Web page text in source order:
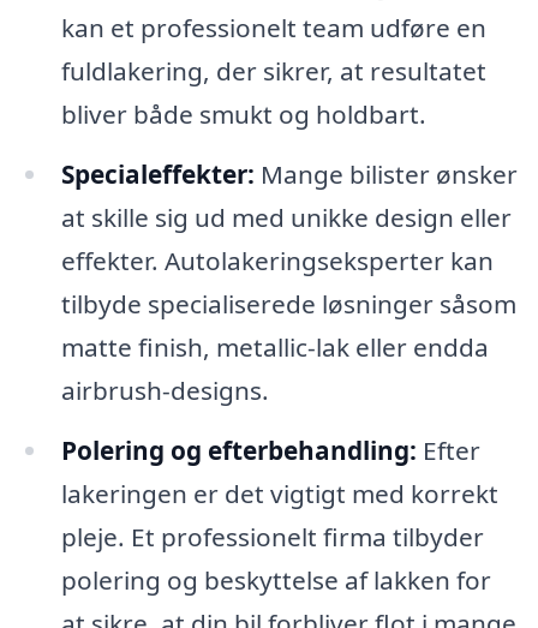
kan et professionelt team udføre en
fuldlakering, der sikrer, at resultatet
bliver både smukt og holdbart.
Specialeffekter: Mange bilister ønsker
at skille sig ud med unikke design eller
effekter. Autolakeringseksperter kan
tilbyde specialiserede løsninger såsom
matte finish, metallic-lak eller endda
airbrush-designs.
Polering og efterbehandling: Efter
lakeringen er det vigtigt med korrekt
pleje. Et professionelt firma tilbyder
polering og beskyttelse af lakken for